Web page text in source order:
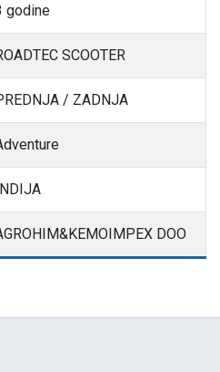
godine
SCOOTER
/ ZADNJA
DOO